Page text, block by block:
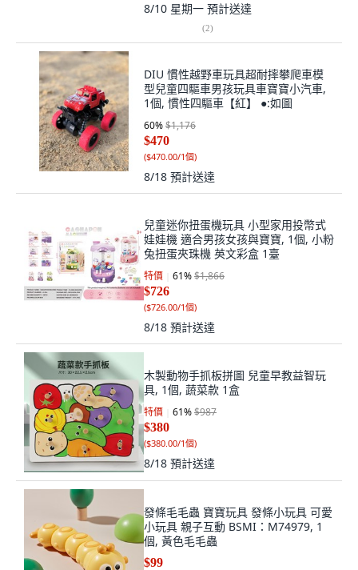
8/10 星期一 預計送達
(2)
DIU 慣性越野車玩具超耐摔攀爬車模
型兒童四驅車男孩玩具車寶寶小汽車,
1個, 慣性四驅車【紅】 ●:如圖
60%$1,176
$470
($470.00/1個)
8/18 預計送達
兒童迷你扭蛋機玩具 小型家用投幣式
娃娃機 適合男孩女孩與寶寶, 1個, 小粉
兔扭蛋夾珠機 英文彩盒 1臺
特價 61%$1,866
$726
($726.00/1個)
8/18 預計送達
木製動物手抓板拼圖 兒童早教益智玩
具, 1個, 蔬菜款 1盒
特價 61%$987
$380
($380.00/1個)
8/18 預計送達
發條毛毛蟲 寶寶玩具 發條小玩具 可愛
小玩具 親子互動 BSMI：M74979, 1
個, 黃色毛毛蟲
$99